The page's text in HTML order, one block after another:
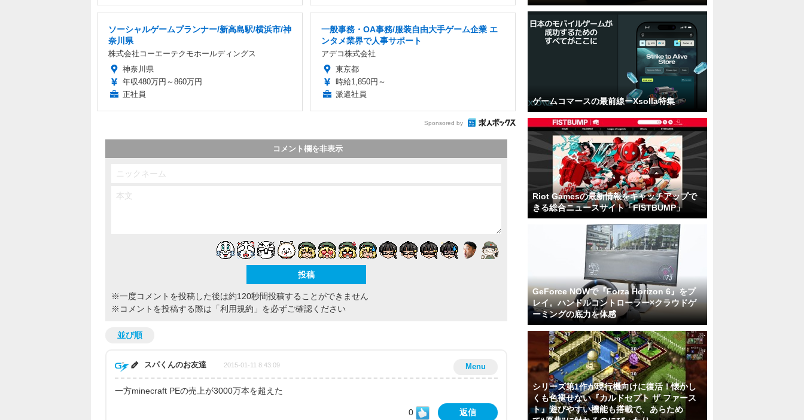
ソーシャルゲームプランナー/新高島駅/横浜市/神
奈川県
株式会社コーエーテクモホールディングス
神奈川県
年収480万円～860万円
正社員
一般事務・OA事務/服装自由大手ゲーム企業 エ
ンタメ業界で人事サポート
アデコ株式会社
東京都
時給1,850円～
派遣社員
Sponsored by
コメント欄を非表示
※一度コメントを投稿した後は約120秒間投稿することができません
※コメントを投稿する際は 「利用規約」 を必ずご確認ください
並び順
Menu
スパくんのお友達 2015-01-11 8:43:09
一方minecraft PEの売上が3000万本を超えた
0 返信
ゲームコマースの最前線ーXsolla特集
Riot Gamesの最新情報をキャッチアップで
きる総合ニュースサイト「FISTBUMP」
GeForce NOWで『Forza Horizon 6』をプ
レイ。ハンドルコントローラー×クラウドゲ
ーミングの底力を体感
シリーズ第1作が現行機向けに復活！懐かし
くも色褪せない『カルドセプト ザ ファース
ト』遊びやすい機能も搭載で、あらため